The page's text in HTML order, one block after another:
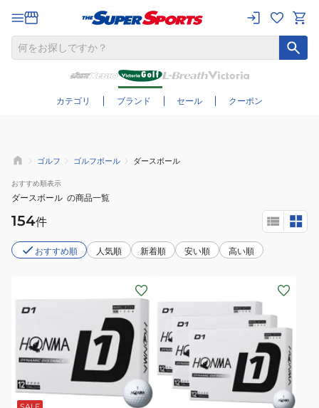
カテゴリ ブランド セール クーポン
さらに絞り込む
ゴルフ ゴルフボール ダースボール
おすすめ順表示
ダースボール の商品一覧
154件
おすすめ順 人気順 新着順 安い順 高い順
ン
ル
ボ
ー
グ
リ
ン
【3
ダ
ー
ホ
ワ
レ
イ
オ
レ